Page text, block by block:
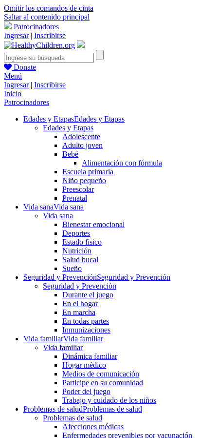
Omitir los comandos de cinta
Saltar al contenido principal
Patrocinadores
Ingresar| Inscribirse
Donate
Menú
Ingresar| Inscribirse
Inicio
Patrocinadores
Edades y EtapasEdades y Etapas
Edades y Etapas
Adolescente
Adulto joven
Bebé
Alimentación con fórmula
Escuela primaria
Niño pequeño
Preescolar
Prenatal
Vida sanaVida sana
Vida sana
Bienestar emocional
Deportes
Estado físico
Nutrición
Salud bucal
Sueño
Seguridad y PrevenciónSeguridad y Prevención
Seguridad y Prevención
Durante el juego
En el hogar
En marcha
En todas partes
Inmunizaciones
Vida familiarVida familiar
Vida familiar
Dinámica familiar
Hogar médico
Medios de comunicación
Participe en su comunidad
Poder del juego
Trabajo y cuidado de los niños
Problemas de saludProblemas de salud
Problemas de salud
Afecciones médicas
Enfermedades prevenibles por vacunación